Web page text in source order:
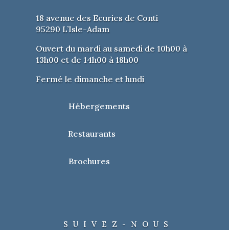
18 avenue des Ecuries de Conti
95290 L’Isle-Adam
Ouvert du mardi au samedi de 10h00 à
13h00 et de 14h00 à 18h00
Fermé le dimanche et lundi
Hébergements
Restaurants
Brochures
SUIVEZ-NOUS